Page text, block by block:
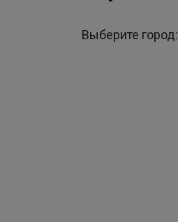
Выберите город: